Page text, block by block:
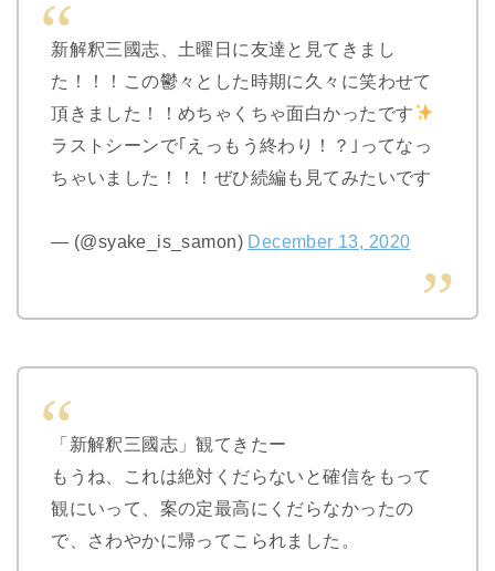
新解釈三國志、土曜日に友達と見てきまし
た！！！この鬱々とした時期に久々に笑わせて
頂きました！！めちゃくちゃ面白かったです
ラストシーンで｢えっもう終わり！？｣ってなっ
ちゃいました！！！ぜひ続編も見てみたいです
— (@syake_is_samon) December 13, 2020
「新解釈三國志」観てきたー
もうね、これは絶対くだらないと確信をもって
観にいって、案の定最高にくだらなかったの
で、さわやかに帰ってこられました。